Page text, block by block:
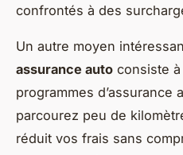
confrontés à des
Un autre moyen
assurance auto consiste
programmes d’assurance
parcourez peu de
réduit vos frais sans